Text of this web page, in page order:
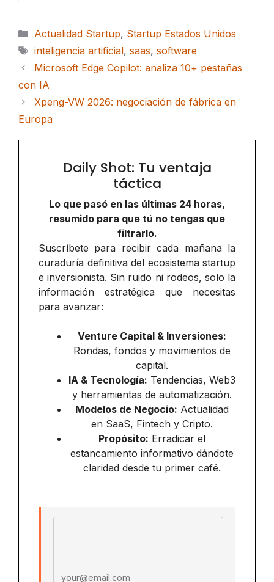
Categorías
Actualidad Startup, Startup Estados Unidos
Etiquetas
inteligencia artificial, saas, software
Microsoft Edge Copilot: analiza 10+ pestañas
con IA
Xpeng-VW 2026: negociación de fábrica en
Europa
Daily Shot: Tu ventaja
táctica
Lo que pasó en las últimas 24 horas,
resumido para que tú no tengas que
filtrarlo.
Suscríbete para recibir cada mañana la
curaduría definitiva del ecosistema startup
e inversionista. Sin ruido ni rodeos, solo la
información estratégica que necesitas
para avanzar:
Venture Capital & Inversiones:
Rondas, fondos y movimientos de
capital.
IA & Tecnología: Tendencias, Web3
y herramientas de automatización.
Modelos de Negocio: Actualidad
en SaaS, Fintech y Cripto.
Propósito: Erradicar el
estancamiento informativo dándote
claridad desde tu primer café.